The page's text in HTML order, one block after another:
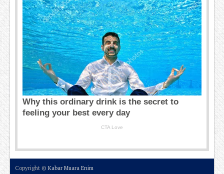
Copyright © Kabar Muara Enim